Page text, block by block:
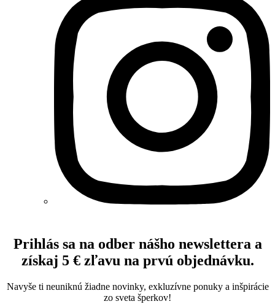
Prihlás sa na odber nášho newslettera a
získaj 5 € zľavu na prvú objednávku.
Navyše ti neuniknú žiadne novinky, exkluzívne ponuky a inšpirácie
zo sveta šperkov!